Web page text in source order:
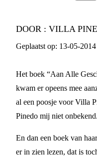
DOOR : VILLA
Geplaatst op: 13-05-2014
Het boek “Aan Alle
kwam er opeens mee
al een poosje voor Villa
Pinedo mij niet onbekend.
En dan een boek van
er in zien lezen, dat is